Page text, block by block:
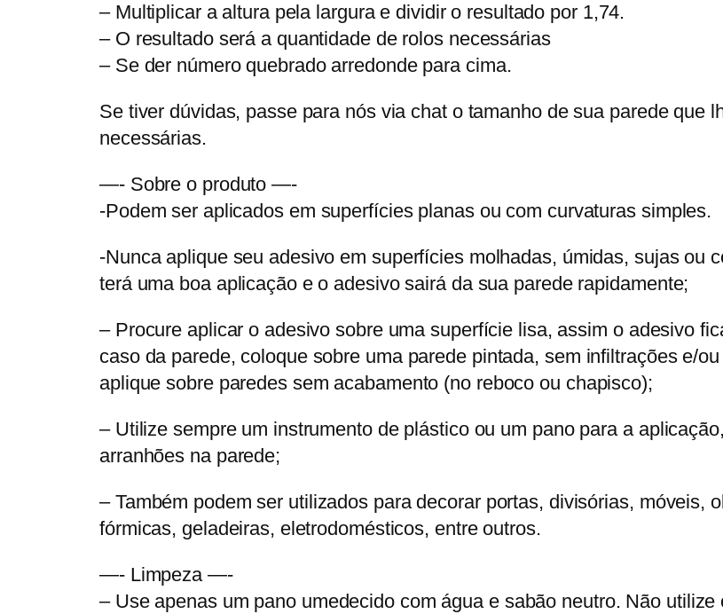
– Multiplicar a altura pela largura e dividir o resultado por 1,74.
– O resultado será a quantidade de rolos necessárias
– Se der número quebrado arredonde para cima.
Se tiver dúvidas, passe para nós via chat o tamanho de sua parede que
necessárias.
—- Sobre o produto —-
-Podem ser aplicados em superfícies planas ou com curvaturas simples.
-Nunca aplique seu adesivo em superfícies molhadas, úmidas, sujas ou
terá uma boa aplicação e o adesivo sairá da sua parede rapidamente;
– Procure aplicar o adesivo sobre uma superfície lisa, assim o adesivo
caso da parede, coloque sobre uma parede pintada, sem infiltrações e/
aplique sobre paredes sem acabamento (no reboco ou chapisco);
– Utilize sempre um instrumento de plástico ou um pano para a
arranhões na parede;
– Também podem ser utilizados para decorar portas, divisórias, móveis,
fórmicas, geladeiras, eletrodomésticos, entre outros.
—- Limpeza —-
– Use apenas um pano umedecido com água e sabão neutro. Não